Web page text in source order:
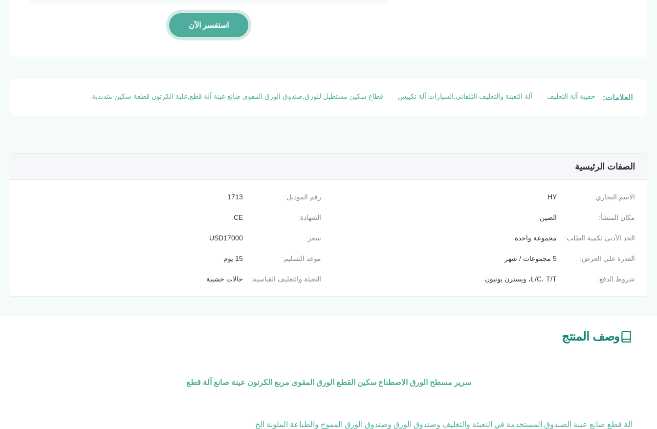
استفسر الآن
العلامات: حقيبة آلة التغليف آلة التعبئة والتغليف التلقائي,السيارات آلة تكييس قطاع سكين مستطيل للورق,صندوق الورق المقوى صانع عينة آلة قطع,علبة الكرتون قطعة سكين متذبذبة
الصفات الرئيسية
الاسم التجاري: HY رقم الموديل: 1713
مكان المنشأ: الصين الشهادة: CE
الحد الأدنى لكمية الطلب: مجموعة واحدة سعر: USD17000
القدرة على العرض: 5 مجموعات / شهر موعد التسليم: 15 يوم
شروط الدفع: L/C، T/T، ويسترن يونيون التعبئة والتغليف القياسية: حالات خشبية
وصف المنتج
سرير مسطح الورق الاصطناع سكين القطع الورق المقوى مربع الكرتون عينة صانع آلة قطع
آلة قطع صانع عينة الصندوق المستخدمة في التعبئة والتغليف وصندوق الورق وصندوق الورق المموج والطباعة الملونة الخ